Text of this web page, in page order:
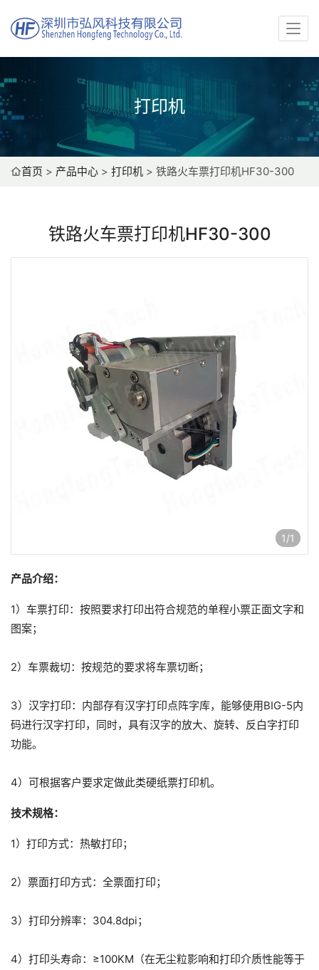
打印机
首页 > 产品中心 > 打印机 > 铁路火车票打印机HF30-300
铁路火车票打印机HF30-300
1/1
产品介绍：
1）车票打印：按照要求打印出符合规范的单程小票正面文字和
图案；
2）车票裁切：按规范的要求将车票切断；
3）汉字打印：内部存有汉字打印点阵字库，能够使用BIG-5内
码进行汉字打印，同时，具有汉字的放大、旋转、反白字打印
功能。
4）可根据客户要求定做此类硬纸票打印机。
技术规格：
1）打印方式：热敏打印；
2）票面打印方式：全票面打印；
3）打印分辨率：304.8dpi；
4）打印头寿命：≥100KM（在无尘粒影响和打印介质性能等于